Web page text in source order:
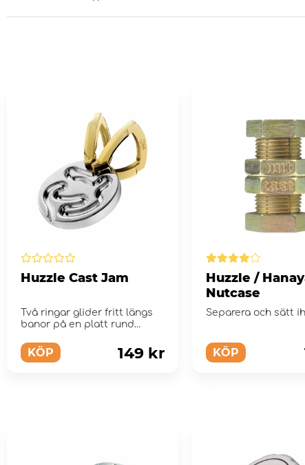
Huzzle Cast Jam
Två ringar glider fritt längs
banor på en platt rund
KÖP 149 kr
Huzzle /
Nutcase
Separera och sätt
KÖP